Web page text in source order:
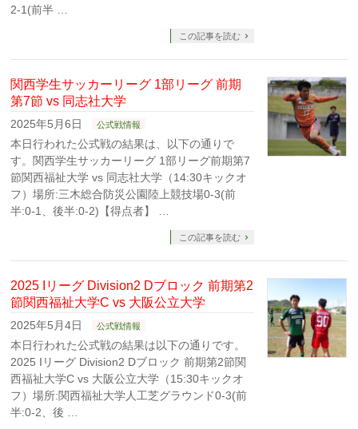
2-1(前半 …
この記事を読む
関西学生サッカーリーグ 1部リーグ 前期
第7節 vs 同志社大学
2025年5月6日 公式戦情報
本日行われた公式戦の結果は、以下の通りで
す。関西学生サッカーリーグ 1部リーグ前期第7
節関西福祉大学 vs 同志社大学（14:30キックオ
フ）場所:三木総合防災公園陸上競技場0-3(前
半:0-1、後半:0-2)【得点者】 …
この記事を読む
2025 Iリーグ Division2 Dブロック 前期第2
節関西福祉大学C vs 大阪公立大学
2025年5月4日 公式戦情報
本日行われた公式戦の結果は以下の通りです。
2025 Iリーグ Division2 Dブロック 前期第2節関
西福祉大学C vs 大阪公立大学（15:30キックオ
フ）場所:関西福祉大学人工芝グラウンド0-3(前
半:0-2、後 …